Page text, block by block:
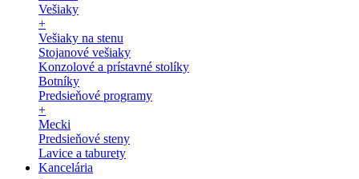
Vešiaky
+
Vešiaky na stenu
Stojanové vešiaky
Konzolové a prístavné stolíky
Botníky
Predsieňové programy
+
Mecki
Predsieňové steny
Lavice a taburety
Kancelária